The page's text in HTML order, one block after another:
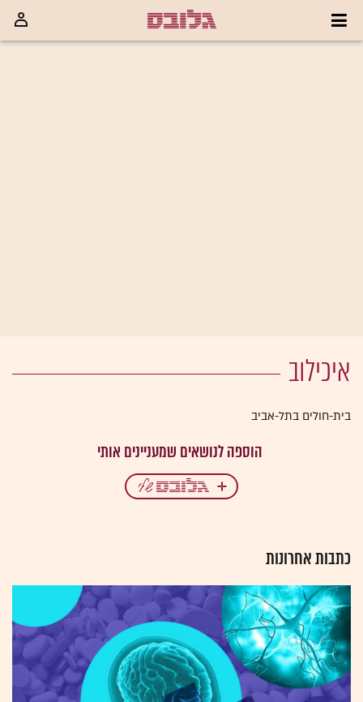
איכילוב
בית-חולים בתל-אביב
כתבות אחרונות